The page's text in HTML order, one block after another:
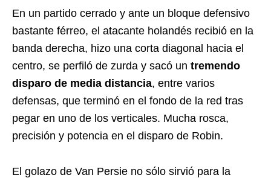
En un partido cerrado y ante un bloque defensivo
bastante férreo, el atacante holandés recibió en la
banda derecha, hizo una corta diagonal hacia el
centro, se perfiló de zurda y sacó un tremendo
disparo de media distancia, entre varios
defensas, que terminó en el fondo de la red tras
pegar en uno de los verticales. Mucha rosca,
precisión y potencia en el disparo de Robin.
El golazo de Van Persie no sólo sirvió para la